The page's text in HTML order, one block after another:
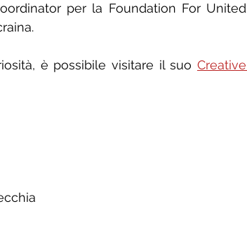
per la Foundation For United
è possibile visitare il suo Creative